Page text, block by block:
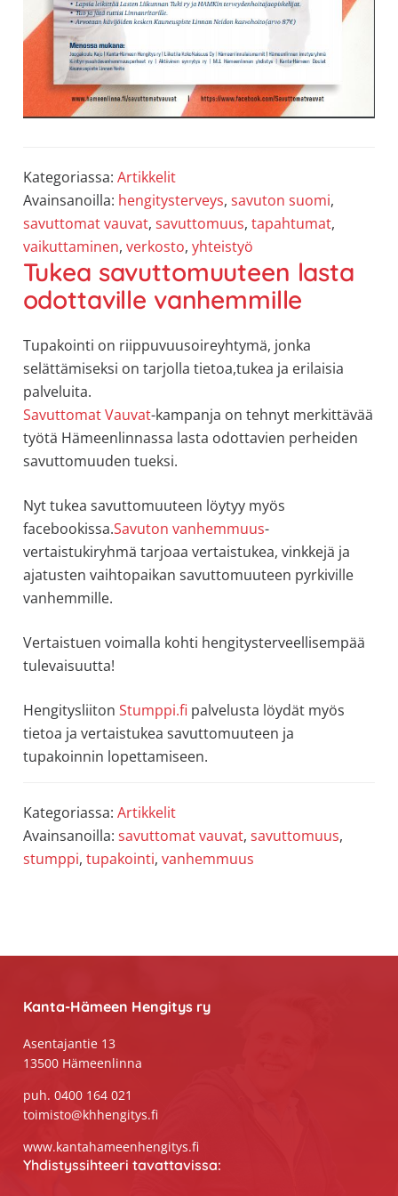
Kategoriassa: Artikkelit
Avainsanoilla: hengitysterveys, savuton suomi,
savuttomat vauvat, savuttomuus, tapahtumat,
vaikuttaminen, verkosto, yhteistyö
Tukea savuttomuuteen lasta
odottaville vanhemmille
Tupakointi on riippuvuusoireyhtymä, jonka
selättämiseksi on tarjolla tietoa,tukea ja erilaisia
palveluita.
Savuttomat Vauvat-kampanja on tehnyt merkittävää
työtä Hämeenlinnassa lasta odottavien perheiden
savuttomuuden tueksi.
Nyt tukea savuttomuuteen löytyy myös
facebookissa.Savuton vanhemmuus-
vertaistukiryhmä tarjoaa vertaistukea, vinkkejä ja
ajatusten vaihtopaikan savuttomuuteen pyrkiville
vanhemmille.
Vertaistuen voimalla kohti hengitysterveellisempää
tulevaisuutta!
Hengitysliiton Stumppi.fi palvelusta löydät myös
tietoa ja vertaistukea savuttomuuteen ja
tupakoinnin lopettamiseen.
Kategoriassa: Artikkelit
Avainsanoilla: savuttomat vauvat, savuttomuus,
stumppi, tupakointi, vanhemmuus
Kanta-Hämeen Hengitys ry
Asentajantie 13
13500 Hämeenlinna
puh. 0400 164 021
toimisto@khhengitys.fi
www.kantahameenhengitys.fi
Yhdistyssihteeri tavattavissa: